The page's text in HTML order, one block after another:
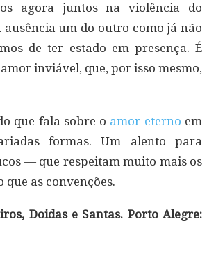
agora juntos na violência do
ausência um do outro como já não
de ter estado em presença. É
inviável, que, por isso mesmo,
que fala sobre o amor eterno em
formas. Um alento para
— que respeitam muito mais os
que as convenções.
Doidas e Santas. Porto Alegre: